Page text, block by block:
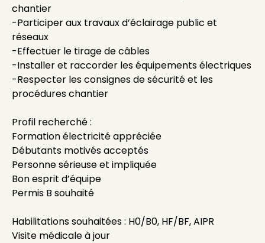
chantier
-Participer aux travaux d’éclairage public et
réseaux
-Effectuer le tirage de câbles
-Installer et raccorder les équipements électriques
-Respecter les consignes de sécurité et les
procédures chantier
Profil recherché :
Formation électricité appréciée
Débutants motivés acceptés
Personne sérieuse et impliquée
Bon esprit d’équipe
Permis B souhaité
Habilitations souhaitées : H0/B0, HF/BF, AIPR
Visite médicale à jour